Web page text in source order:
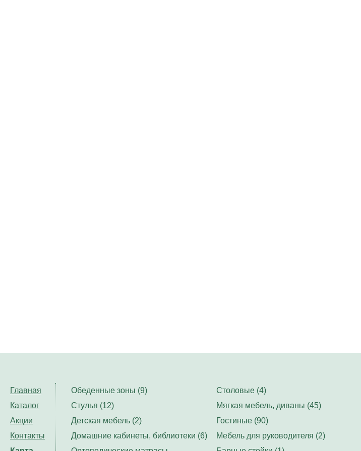
Главная
Каталог
Акции
Контакты
Обеденные зоны (9) Столовые (4)
Стулья (12)
Мягкая мебель, диваны (45)
Детская мебель (2)
Гостиные (90)
Домашние кабинеты, библиотеки (6)
Мебель для руководителя (2)